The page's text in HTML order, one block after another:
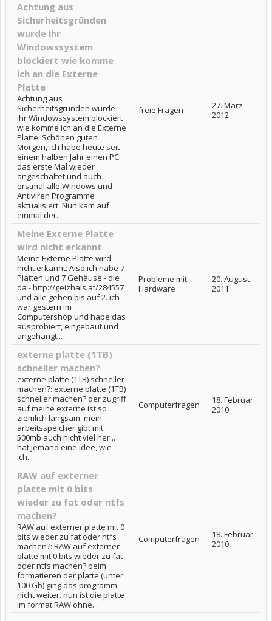
Achtung aus
Sicherheitsgründen
wurde ihr
Windowssystem
blockiert wie komme
ich an die Externe
Platte
Achtung aus
Sicherheitsgründen wurde
ihr Windowssystem blockiert
wie komme ich an die Externe
Platte: Schönen guten
Morgen, ich habe heute seit
einem halben Jahr einen PC
das erste Mal wieder
angeschaltet und auch
erstmal alle Windows und
Antiviren Programme
aktualisiert. Nun kam auf
einmal der...
freie Fragen
27. März
2012
Meine Externe Platte
wird nicht erkannt
Meine Externe Platte wird
nicht erkannt: Also ich habe 7
Platten und 7 Gehäuse - die
da - http://geizhals.at/284557
und alle gehen bis auf 2. ich
war gestern im
Computershop und habe das
ausprobiert, eingebaut und
angehängt...
Probleme mit
Hardware
20. August
2011
externe platte (1TB)
schneller machen?
externe platte (1TB) schneller
machen?: externe platte (1TB)
schneller machen? der zugriff
auf meine externe ist so
ziemlich langsam. mein
arbeitsspeicher gibt mit
500mb auch nicht viel her...
hat jemand eine idee, wie
ich...
Computerfragen
18. Februar
2010
RAW auf externer
platte mit 0 bits
wieder zu fat oder ntfs
machen?
RAW auf externer platte mit 0
bits wieder zu fat oder ntfs
machen?: RAW auf externer
platte mit 0 bits wieder zu fat
oder ntfs machen? beim
formatieren der platte (unter
100 Gb) ging das programm
nicht weiter. nun ist die platte
im format RAW ohne...
Computerfragen
18. Februar
2010